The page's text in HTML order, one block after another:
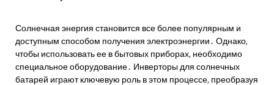
Солнечная энергия становится все более популярным и
доступным способом получения электроэнергии․ Однако‚
чтобы использовать ее в бытовых приборах‚ необходимо
специальное оборудование․ Инверторы для солнечных
батарей играют ключевую роль в этом процессе‚ преобразуя